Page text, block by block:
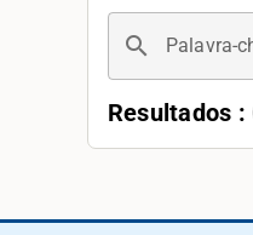
search Palavra-
Resultados :